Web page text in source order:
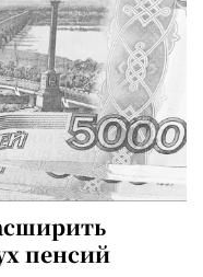
пенсий